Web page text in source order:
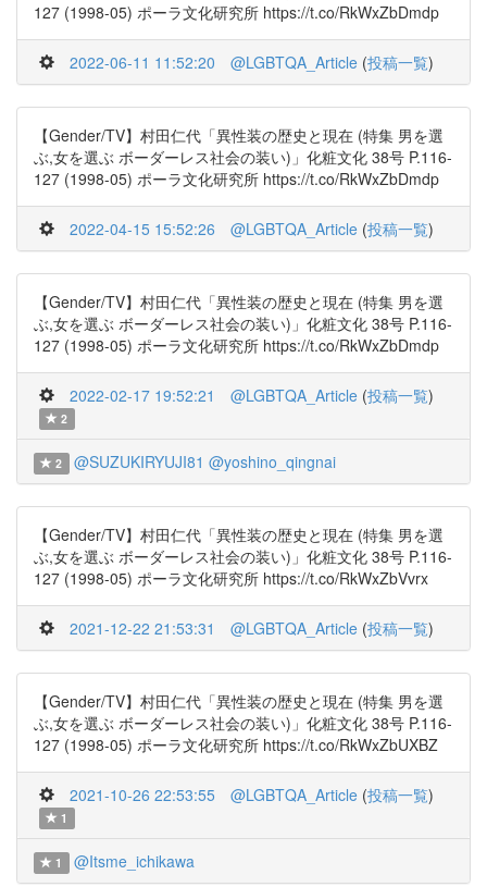
127 (1998-05) ポーラ文化研究所 https://t.co/RkWxZbDmdp
2022-06-11 11:52:20 @LGBTQA_Article (投稿一覧)
【Gender/TV】村田仁代「異性装の歴史と現在 (特集 男を選
ぶ,女を選ぶ ボーダーレス社会の装い)」化粧文化 38号 P.116-
127 (1998-05) ポーラ文化研究所 https://t.co/RkWxZbDmdp
2022-04-15 15:52:26 @LGBTQA_Article (投稿一覧)
【Gender/TV】村田仁代「異性装の歴史と現在 (特集 男を選
ぶ,女を選ぶ ボーダーレス社会の装い)」化粧文化 38号 P.116-
127 (1998-05) ポーラ文化研究所 https://t.co/RkWxZbDmdp
2022-02-17 19:52:21 @LGBTQA_Article (投稿一覧)
2
2 @SUZUKIRYUJI81 @yoshino_qingnai
【Gender/TV】村田仁代「異性装の歴史と現在 (特集 男を選
ぶ,女を選ぶ ボーダーレス社会の装い)」化粧文化 38号 P.116-
127 (1998-05) ポーラ文化研究所 https://t.co/RkWxZbVvrx
2021-12-22 21:53:31 @LGBTQA_Article (投稿一覧)
【Gender/TV】村田仁代「異性装の歴史と現在 (特集 男を選
ぶ,女を選ぶ ボーダーレス社会の装い)」化粧文化 38号 P.116-
127 (1998-05) ポーラ文化研究所 https://t.co/RkWxZbUXBZ
2021-10-26 22:53:55 @LGBTQA_Article (投稿一覧)
1
1 @Itsme_ichikawa